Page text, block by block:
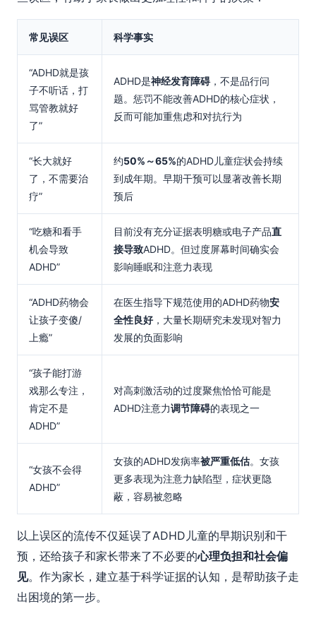
常见误区 科学事实
“ADHD就是孩
子不听话，打
骂管教就好
了”
ADHD是神经发育障碍，不是品行问
题。惩罚不能改善ADHD的核心症状，
反而可能加重焦虑和对抗行为
“长大就好
了，不需要治
疗”
约50%～65%的ADHD儿童症状会持续
到成年期。早期干预可以显著改善长期
预后
“吃糖和看手
机会导致
ADHD”
目前没有充分证据表明糖或电子产品直
接导致ADHD。但过度屏幕时间确实会
影响睡眠和注意力表现
“ADHD药物会
让孩子变傻/
上瘾”
在医生指导下规范使用的ADHD药物安
全性良好 ，大量长期研究未发现对智力
发展的负面影响
“孩子能打游
戏那么专注，
肯定不是
ADHD”
对高刺激活动的过度聚焦恰恰可能是
ADHD注意力调节障碍的表现之一
“女孩不会得
ADHD”
女孩的ADHD发病率被严重低估。女孩
更多表现为注意力缺陷型，症状更隐
蔽，容易被忽略
以上误区的流传不仅延误了ADHD儿童的早期识别和干
预，还给孩子和家长带来了不必要的心理负担和社会偏
见。作为家长，建立基于科学证据的认知，是帮助孩子走
出困境的第一步。